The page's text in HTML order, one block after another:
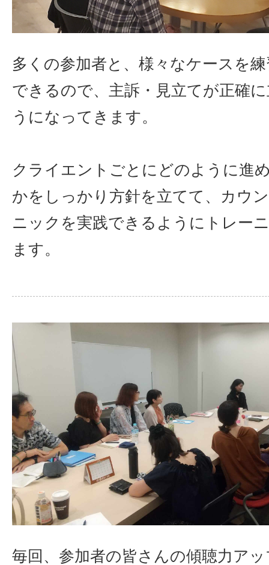
多くの参加者と、様々なケースを
できるので、主訴・見立てが正確
うになってきます。
クライエントごとにどのように進
かをしっかり方針を立てて、カウ
ニックを実践できるようにトレー
ます。
毎回、参加者の皆さんの傾聴力ア